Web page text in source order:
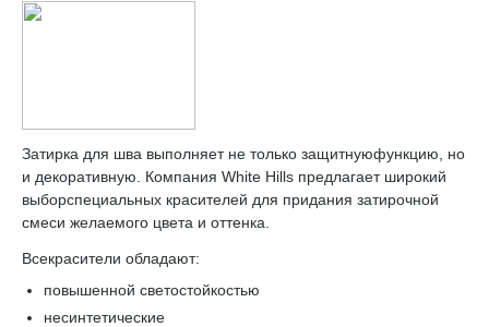
Затирка для шва выполняет не только защитнуюфункцию, но
и декоративную. Компания White Hills предлагает широкий
выборспециальных красителей для придания затирочной
смеси желаемого цвета и оттенка.
Всекрасители обладают:
повышенной светостойкостью
несинтетические